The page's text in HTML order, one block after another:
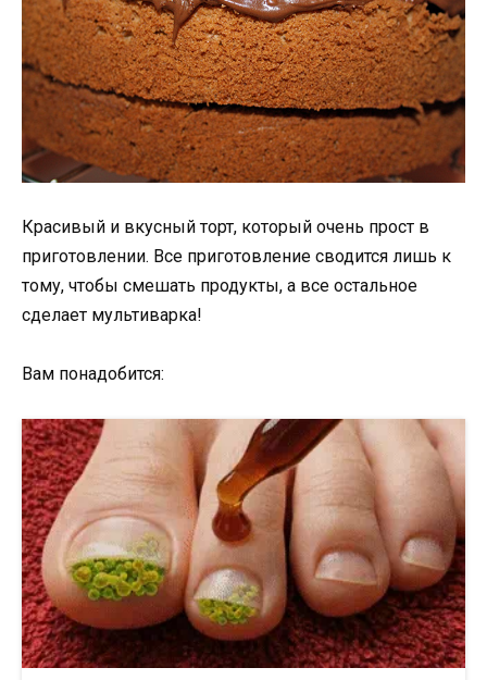
Красивый и вкусный торт, который очень прост в
приготовлении. Все приготовление сводится лишь к
тому, чтобы смешать продукты, а все остальное
сделает мультиварка!
Вам понадобится: